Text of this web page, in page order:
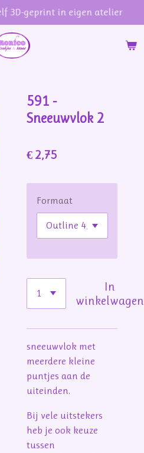
3D-geprint in eigen atelier
591 -
Sneeuwvlok 2
€ 2,75
Formaat
In
winkelwagen
sneeuwvlok met
meerdere kleine
puntjes aan de
uiteinden.
Bij vele uitstekers
heb je ook keuze
tussen